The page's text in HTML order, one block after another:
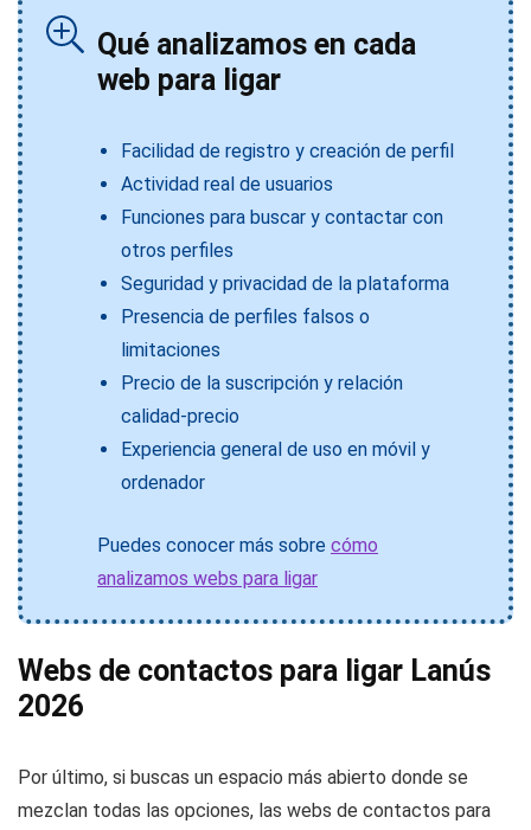
Qué analizamos en cada
web para ligar
Facilidad de registro y creación de perfil
Actividad real de usuarios
Funciones para buscar y contactar con
otros perfiles
Seguridad y privacidad de la plataforma
Presencia de perfiles falsos o
limitaciones
Precio de la suscripción y relación
calidad-precio
Experiencia general de uso en móvil y
ordenador
Puedes conocer más sobre cómo
analizamos webs para ligar
Webs de contactos para ligar Lanús
2026
Por último, si buscas un espacio más abierto donde se
mezclan todas las opciones, las webs de contactos para